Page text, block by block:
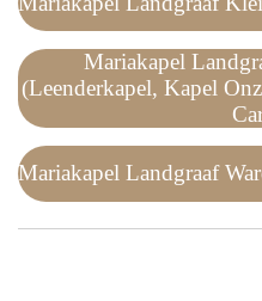
Mariakapel
(Leenderkapel, Kapel
Mariakapel Landgraaf